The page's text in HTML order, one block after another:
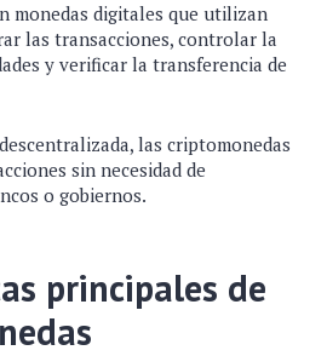
monedas digitales que utilizan
las transacciones, controlar la
y verificar la transferencia de
las criptomonedas
sin necesidad de
o gobiernos.
principales de